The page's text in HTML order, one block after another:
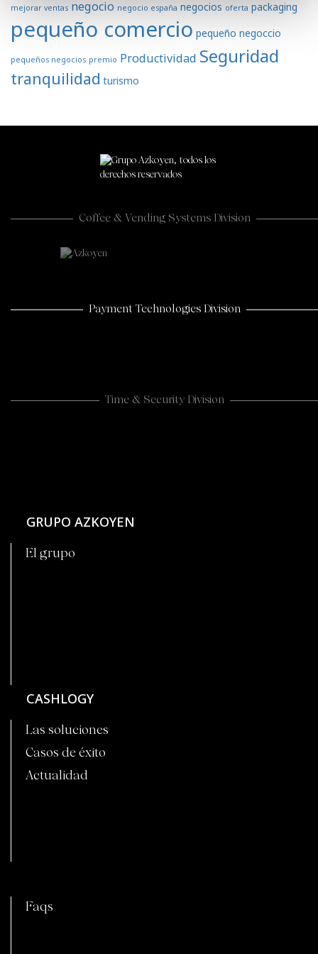
mejorar ventas negocio negocio españa negocios oferta packaging
pequeño comercio pequeño negoccio
pequeños negocios premio Productividad Seguridad
tranquilidad turismo
Coffee & Vending Systems Division
Payment Technologies Division
Time & Security Division
GRUPO AZKOYEN
El grupo
CASHLOGY
Las soluciones
Casos de éxito
Actualidad
Faqs